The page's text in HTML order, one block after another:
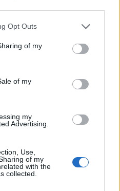
Opt Outs
of my
of my
my
Advertising.
Use,
of my
with the
collected.
12.17%-át szerezte meg,
ra nőtt. Erre való tekintettel az
biztosított
lévő részvényeket
hírarchívumához
tartalmazza: